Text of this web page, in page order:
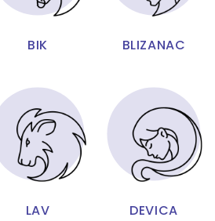
BIK BLIZANAC
LAV DEVICA